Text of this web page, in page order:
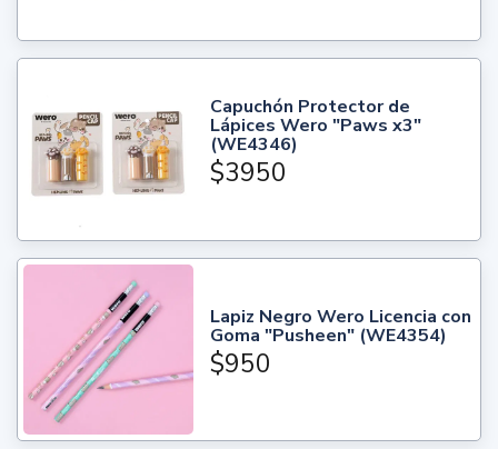
Capuchón Protector de
Lápices Wero "Paws x3"
(WE4346)
$3950
Lapiz Negro Wero Licencia con
Goma "Pusheen" (WE4354)
$950